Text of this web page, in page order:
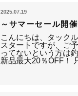
2025.07.19
～サマーセール開
こんにちは、タック
スタートですが、ご
ってないという方は
新品最大20％OFF！